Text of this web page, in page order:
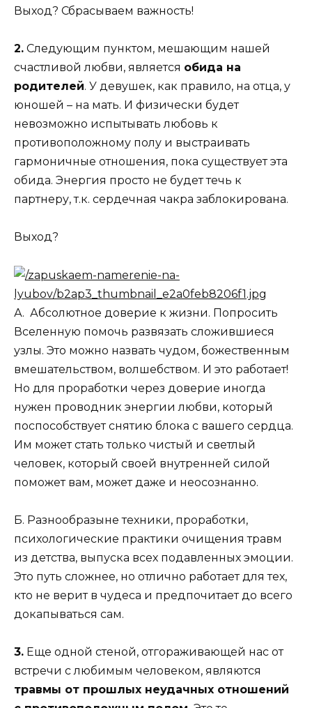
Выход? Сбрасываем важность!
2. Следующим пунктом, мешающим нашей
счастливой любви, является обида на
родителей. У девушек, как правило, на отца, у
юношей – на мать. И физически будет
невозможно испытывать любовь к
противоположному полу и выстраивать
гармоничные отношения, пока существует эта
обида. Энергия просто не будет течь к
партнеру, т.к. сердечная чакра заблокирована.
Выход?
А. Абсолютное доверие к жизни. Попросить
Вселенную помочь развязать сложившиеся
узлы. Это можно назвать чудом, божественным
вмешательством, волшебством. И это работает!
Но для проработки через доверие иногда
нужен проводник энергии любви, который
поспособствует снятию блока с вашего сердца.
Им может стать только чистый и светлый
человек, который своей внутренней силой
поможет вам, может даже и неосознанно.
Б. Разнообразыне техники, проработки,
психологические практики очищения травм
из детства, выпуска всех подавленных эмоции.
Это путь сложнее, но отлично работает для тех,
кто не верит в чудеса и предпочитает до всего
докапываться сам.
3. Еще одной стеной, отгораживающей нас от
встречи с любимым человеком, являются
травмы от прошлых неудачных отношений